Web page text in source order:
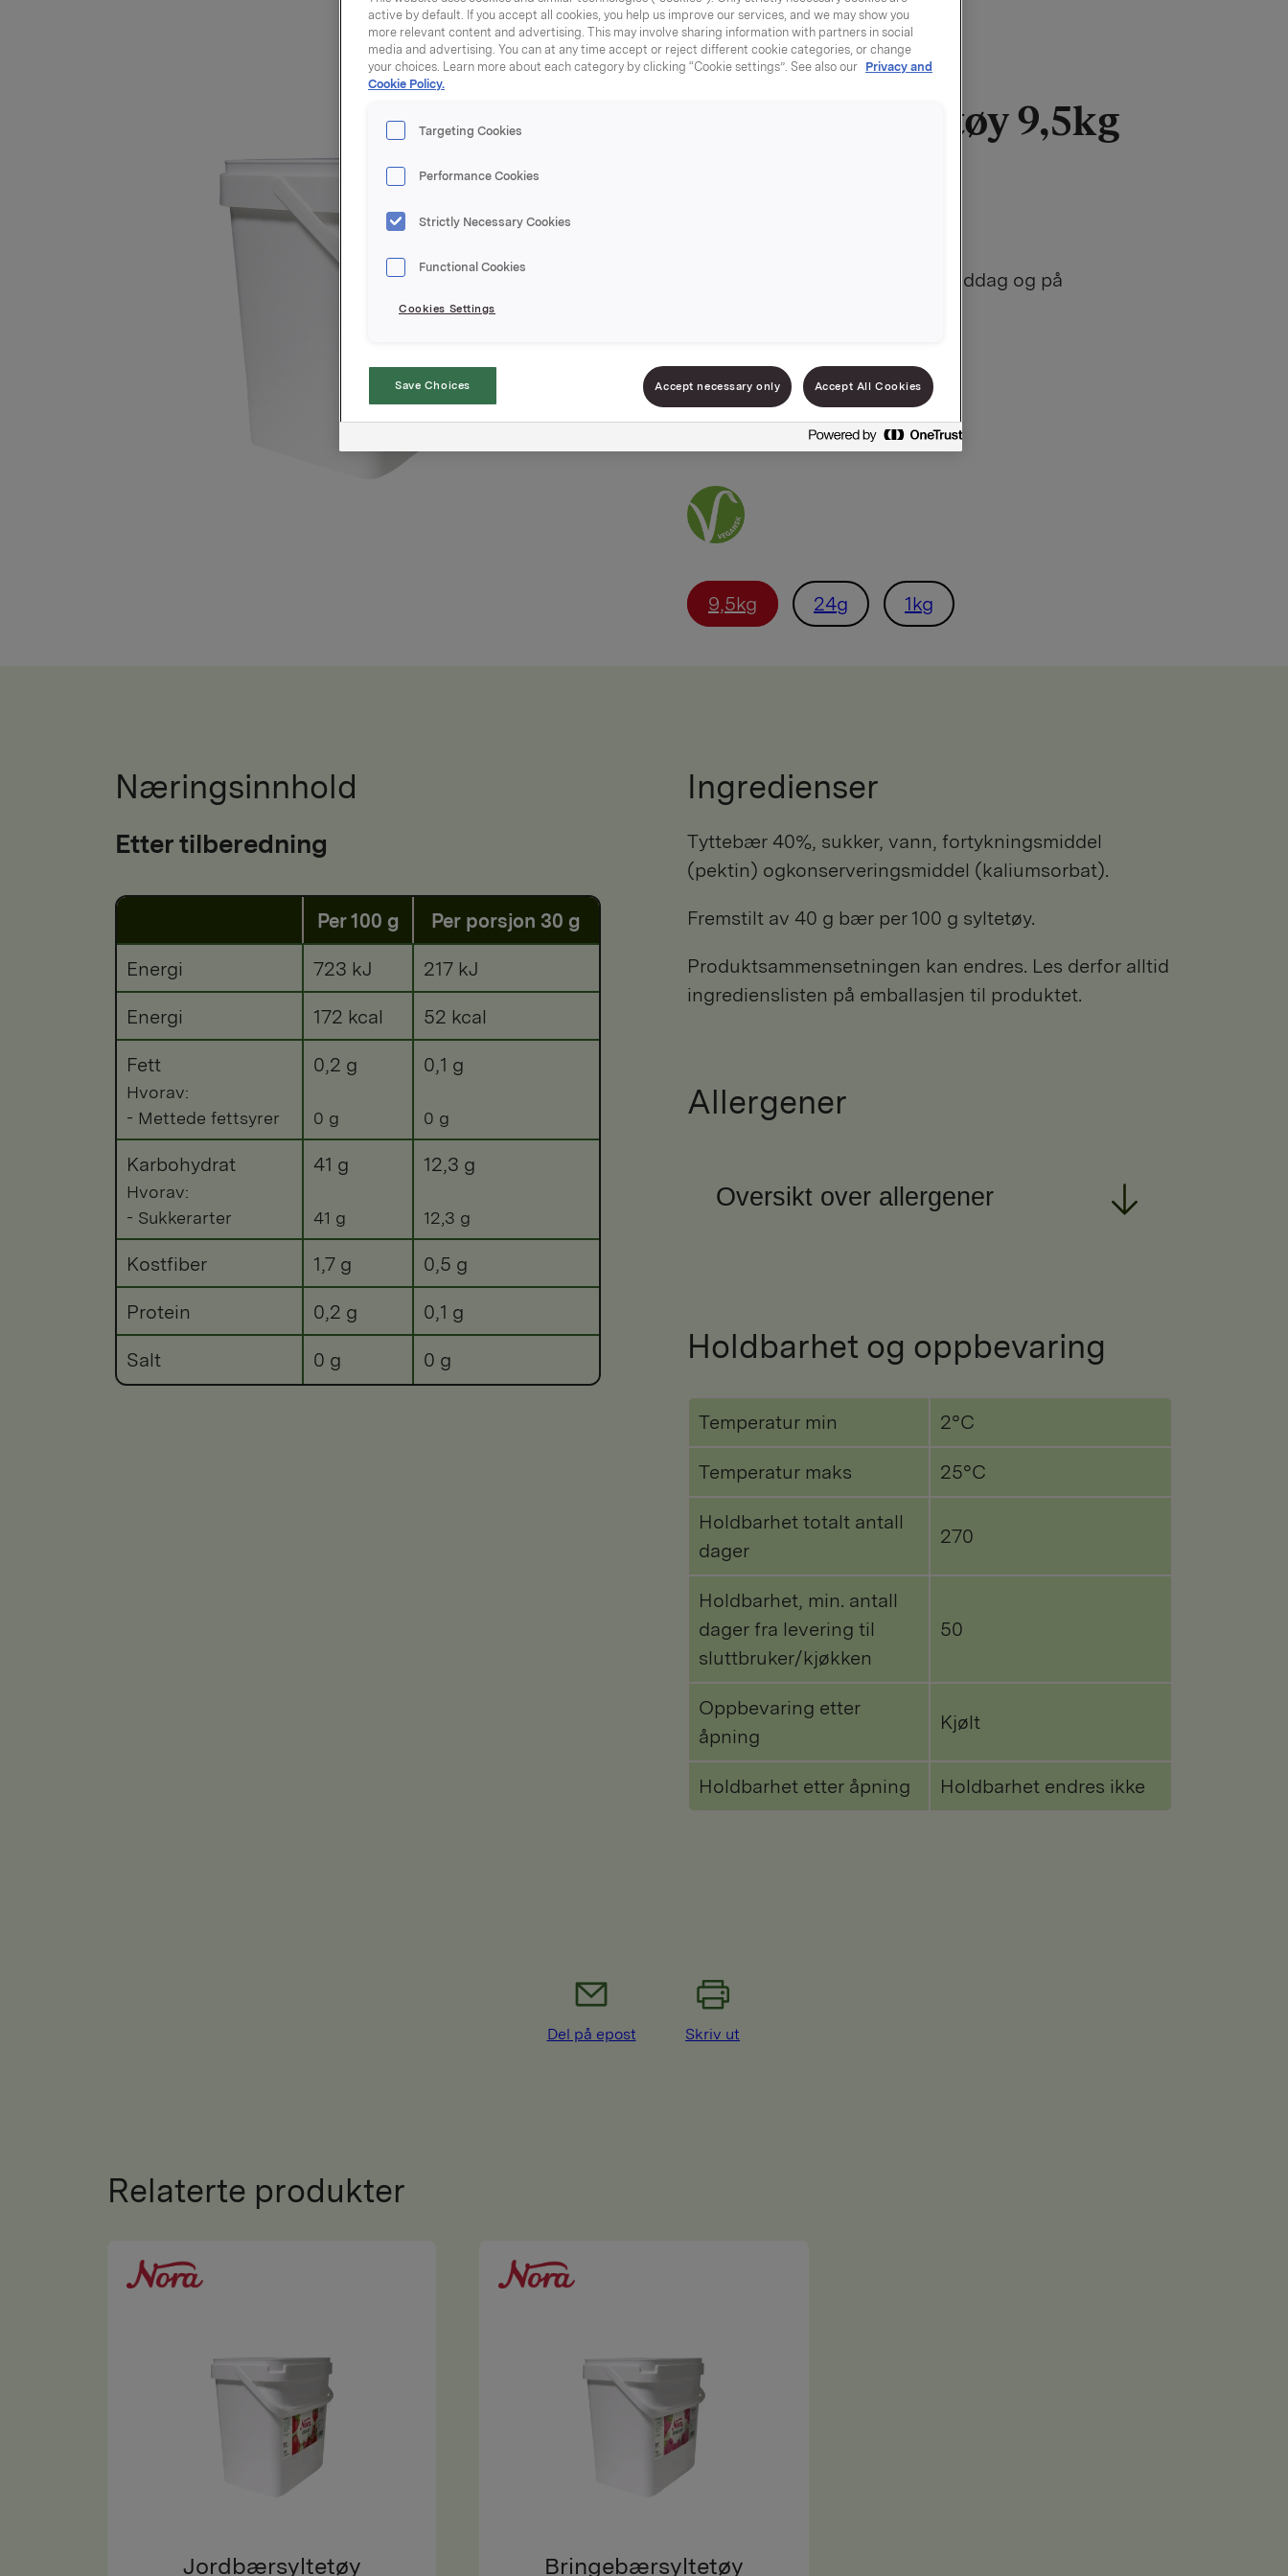
Tyttebærsyltetøy 9,5kg
Syltetøy klar til bruk, både til middag og på
Lett å stable
Klar til bruk
9,5kg 24g 1kg
Næringsinnhold
Etter tilberedning
Per 100 g Per porsjon 30 g
Energi 723 kJ 217 kJ
Energi 172 kcal 52 kcal
Fett
Hvorav:
- Mettede fettsyrer
0,2 g
0 g
0,1 g
0 g
Karbohydrat
Hvorav:
- Sukkerarter
41 g
41 g
12,3 g
12,3 g
Kostfiber 1,7 g 0,5 g
Protein 0,2 g 0,1 g
Salt 0 g 0 g
Ingredienser
tyttebær 40%, sukker, vann, fortykningsmiddel
(pektin) ogkonserveringsmiddel (kaliumsorbat).
Fremstilt av 40 g bær per 100 g syltetøy.
Produktsammensetningen kan endres. Les derfor alltid
ingredienslisten på emballasjen til produktet.
Allergener
Oversikt over allergener
Holdbarhet og oppbevaring
Temperatur min 2°C
Temperatur maks 25°C
Holdbarhet totalt antall
dager
270
Holdbarhet, min. antall
dager fra levering til
sluttbruker/kjøkken
50
Oppbevaring etter
åpning
Kjølt
Holdbarhet etter åpning Holdbarhet endres ikke
Del på epost Skriv ut
Relaterte produkter
Jordbærsyltetøy Bringebærsyltetøy
active by default. If you accept all cookies, you help us improve our services, and we may show you
more relevant content and advertising. This may involve sharing information with partners in social
media and advertising. You can at any time accept or reject different cookie categories, or change
your choices. Learn more about each category by clicking “Cookie settings”. See also our Privacy and
Cookie Policy.
Targeting Cookies
Performance Cookies
Strictly Necessary Cookies
Functional Cookies
Cookies Settings
Save Choices Accept necessary only Accept All Cookies